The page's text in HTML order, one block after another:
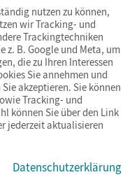
Cookies & Co.
nutzen zu können,
wir Tracking- und
Trackingtechniken
z. B. Google und Meta, um
die zu Ihren Interessen
Sie annehmen und
akzeptieren. Sie können
Tracking- und
können Sie über den Link
jederzeit aktualisieren
Datenschutzerklärung